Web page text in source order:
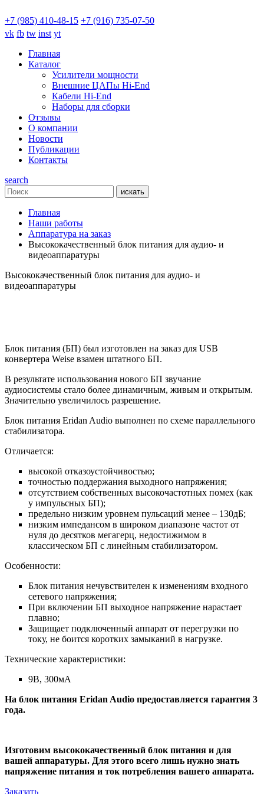
+7 (985) 410-48-15 +7 (916) 735-07-50
vk fb tw inst yt
Главная
Каталог
Усилители мощности
Внешние ЦАПы Hi-End
Кабели Hi-End
Наборы для сборки
Отзывы
О компании
Новости
Публикации
Контакты
search
искать
Главная
Наши работы
Аппаратура на заказ
Высококачественный блок питания для аудио- и
видеоаппаратуры
Высококачественный блок питания для аудио- и
видеоаппаратуры
Блок питания (БП) был изготовлен на заказ для USB
конвертера Weise взамен штатного БП.
В результате использования нового БП звучание
аудиосистемы стало более динамичным, живым и открытым.
Значительно увеличилось разрешение.
Блок питания Eridan Audio выполнен по схеме параллельного
стабилизатора.
Отличается:
высокой отказоустойчивостью;
точностью поддержания выходного напряжения;
отсутствием собственных высокочастотных помех (как
у импульсных БП);
предельно низким уровнем пульсаций менее – 130дБ;
низким импедансом в широком диапазоне частот от
нуля до десятков мегагерц, недостижимом в
классическом БП с линейным стабилизатором.
Особенности:
Блок питания нечувствителен к изменениям входного
сетевого напряжения;
При включении БП выходное напряжение нарастает
плавно;
Защищает подключенный аппарат от перегрузки по
току, не боится коротких замыканий в нагрузке.
Технические характеристики:
9В, 300мА
На блок питания Eridan Audio предоставляется гарантия 3
года.
Изготовим высококачественный блок питания и для
вашей аппаратуры. Для этого всего лишь нужно знать
напряжение питания и ток потребления вашего аппарата.
Заказать